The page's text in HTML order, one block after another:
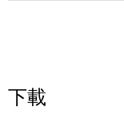
下載